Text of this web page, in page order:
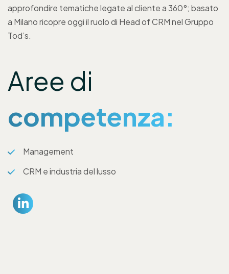
approfondire tematiche legate al cliente a 360°; basato
a Milano ricopre oggi il ruolo di Head of CRM nel Gruppo
Tod’s.
Aree di
competenza:
Management
CRM e industria del lusso